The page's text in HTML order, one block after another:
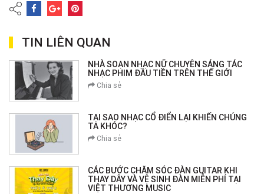
TIN LIÊN QUAN
NHÀ SOẠN NHẠC NỮ CHUYÊN SÁNG TÁC
NHẠC PHIM ĐẦU TIỀN TRÊN THẾ GIỚI
Chia sẻ
TẠI SAO NHẠC CỔ ĐIỂN LẠI KHIẾN CHÚNG
TA KHÓC?
Chia sẻ
CÁC BƯỚC CHĂM SÓC ĐÀN GUITAR KHI
THAY DÂY VÀ VỆ SINH ĐÀN MIỄN PHÍ TẠI
VIỆT THƯƠNG MUSIC